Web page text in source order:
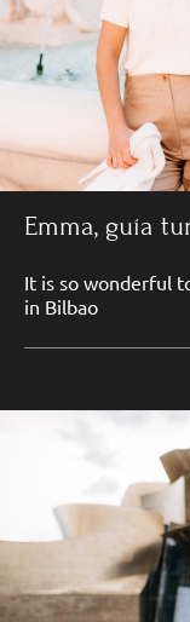
Emma, guía
It is so wonderful
in Bilbao